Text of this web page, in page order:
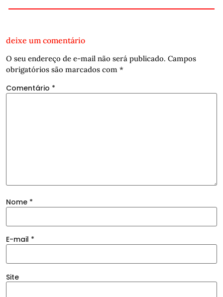
deixe um comentário
O seu endereço de e-mail não será publicado. Campos
obrigatórios são marcados com *
Comentário *
Nome *
E-mail *
Site